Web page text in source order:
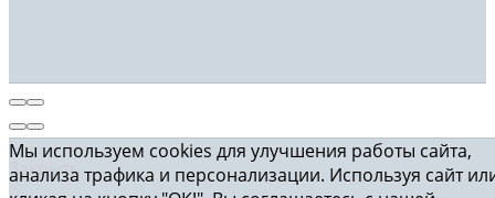
Мы используем cookies для улучшения работы сайта,
анализа трафика и персонализации. Используя сайт
Закрыть